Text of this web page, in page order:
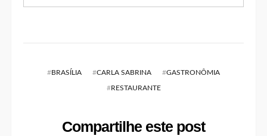
#BRASÍLIA #CARLA SABRINA #GASTRONÔMIA
#RESTAURANTE
Compartilhe este post